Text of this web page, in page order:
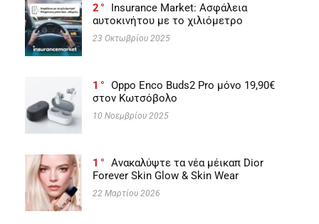
2
Insurance Market: Ασφάλεια
αυτοκινήτου με το χιλιόμετρο
23 Οκτωβρίου 2025
1
Oppo Enco Buds2 Pro μόνο 19,90€
στον Κωτσόβολο
10 Νοεμβρίου 2025
1
Ανακαλύψτε τα νέα μέικαπ Dior
Forever Skin Glow & Skin Wear
22 Μαρτίου 2026